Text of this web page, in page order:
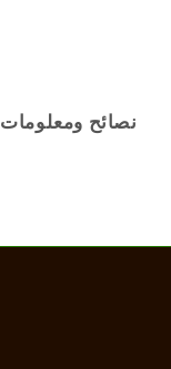
نصائح ومعلومات